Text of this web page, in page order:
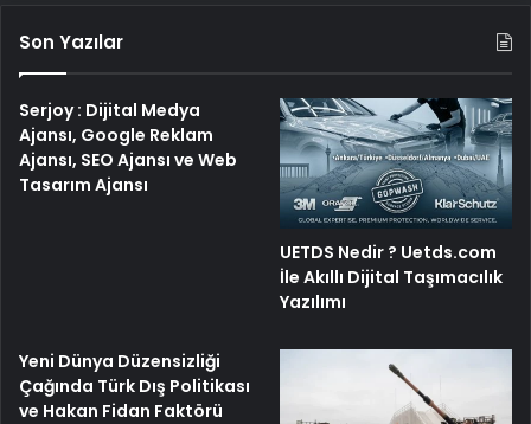
Son Yazılar
Serjoy : Dijital Medya
Ajansı, Google Reklam
Ajansı, SEO Ajansı ve Web
Tasarım Ajansı
UETDS Nedir ? Uetds.com
İle Akıllı Dijital Taşımacılık
Yazılımı
Yeni Dünya Düzensizliği
Çağında Türk Dış Politikası
ve Hakan Fidan Faktörü